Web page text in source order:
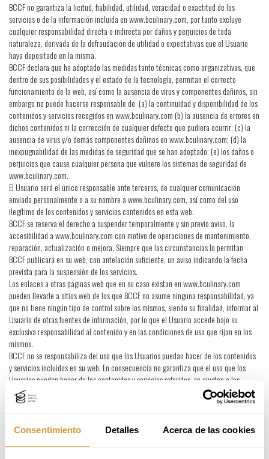
Consentimiento Detalles Acerca de las cookies
BCCF no garantiza la licitud, fiabilidad, utilidad, veracidad o exactitud de los
servicios o de la información incluida en www.bculinary.com, por tanto excluye
cualquier responsabilidad directa o indirecta por daños y perjuicios de toda
naturaleza, derivada de la defraudación de utilidad o expectativas que el Usuario
haya depositado en la misma.
BCCF declara que ha adoptado las medidas tanto técnicas como organizativas, que
dentro de sus posibilidades y el estado de la tecnología, permitan el correcto
funcionamiento de la web, así como la ausencia de virus y componentes dañinos, sin
embargo no puede hacerse responsable de: (a) la continuidad y disponibilidad de los
contenidos y servicios recogidos en www.bculinary.com (b) la ausencia de errores en
dichos contenidos ni la corrección de cualquier defecto que pudiera ocurrir; (c) la
ausencia de virus y/o demás componentes dañinos en www.bculinary.com; (d) la
inexpugnabilidad de las medidas de seguridad que se han adoptado; (e) los daños o
perjuicios que cause cualquier persona que vulnere los sistemas de seguridad de
www.bculinary.com.
El Usuario será el único responsable ante terceros, de cualquier comunicación
enviada personalmente o a su nombre a www.bculinary.com, así como del uso
ilegítimo de los contenidos y servicios contenidos en esta web.
BCCF se reserva el derecho a suspender temporalmente y sin previo aviso, la
accesibilidad a www.bculinary.com con motivo de operaciones de mantenimiento,
reparación, actualización o mejora. Siempre que las circunstancias lo permitan
BCCF publicará en su web, con antelación suficiente, un aviso indicando la fecha
prevista para la suspensión de los servicios.
Los enlaces a otras páginas web que en su caso existan en www.bculinary.com
pueden llevarle a sitios web de los que BCCF no asume ninguna responsabilidad, ya
que no tiene ningún tipo de control sobre los mismos, siendo su finalidad, informar al
Usuario de otras fuentes de información, por lo que el Usuario accede bajo su
exclusiva responsabilidad al contenido y en las condiciones de uso que rijan en los
mismos.
BCCF no se responsabiliza del uso que los Usuarios puedan hacer de los contenidos
y servicios incluidos en su web. En consecuencia no garantiza que el uso que los
Usuarios puedan hacer de los contenidos y servicios referidos, se ajusten a las
presentes condiciones generales de uso, ni que lo hagan de forma diligente.
POLÍTICA DE PRIVACIDAD.